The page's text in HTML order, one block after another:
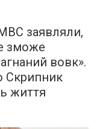
заявляли,
зможе
вовк».
Скрипник
життя